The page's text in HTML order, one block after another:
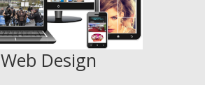
Web Design